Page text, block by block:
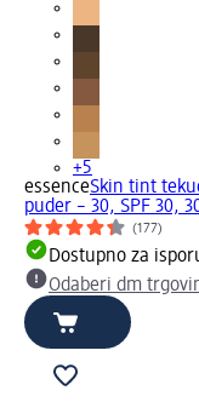
+5
essenceSkin tint
puder – 30, SPF 30,
(177)
Dostupno za
Odaberi dm